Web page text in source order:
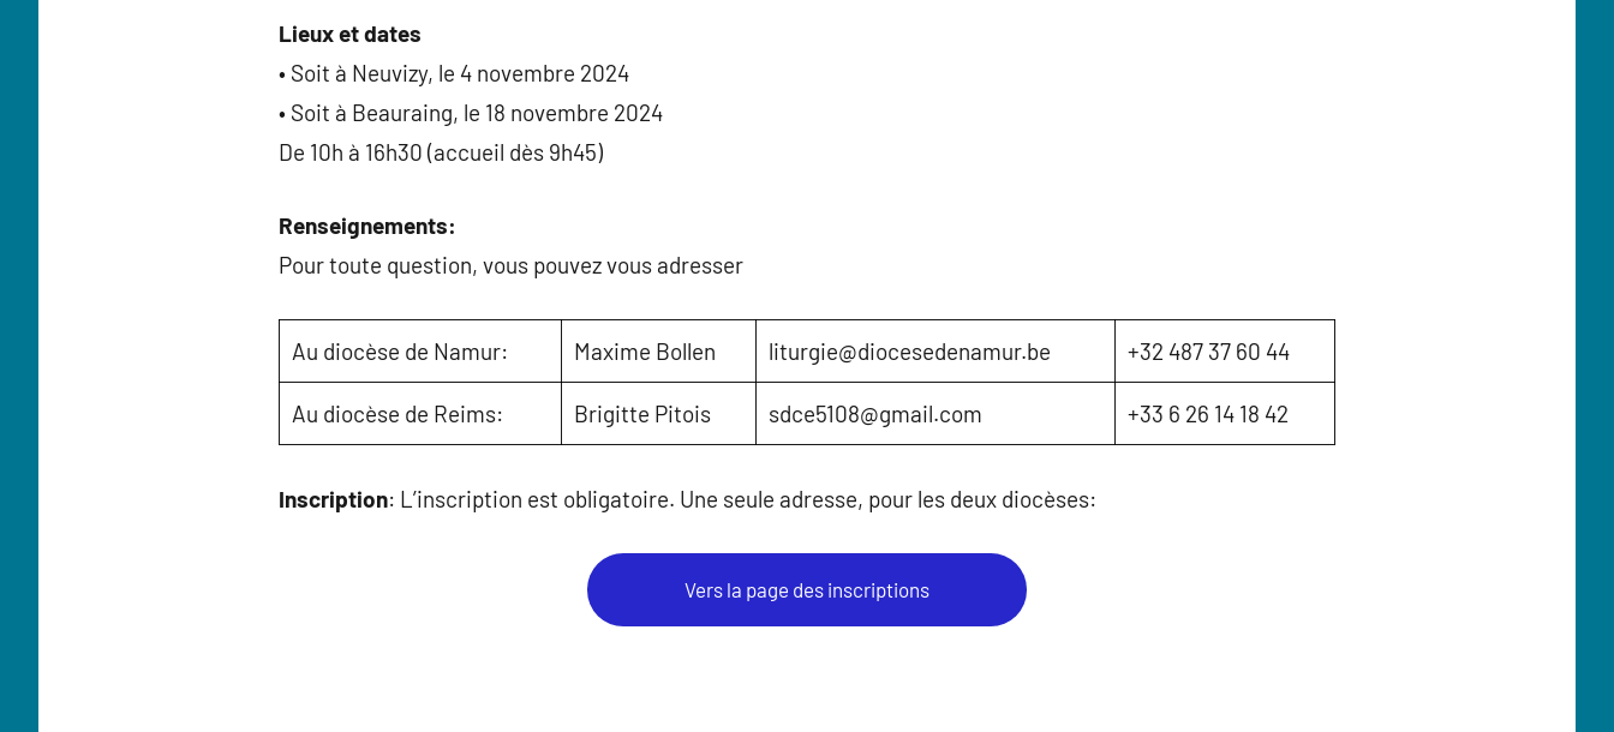
Lieux et dates
• Soit à Neuvizy, le 4 novembre 2024
• Soit à Beauraing, le 18 novembre 2024
De 10h à 16h30 (accueil dès 9h45)
Renseignements:
Pour toute question, vous pouvez vous adresser
Au diocèse de Namur: Maxime Bollen liturgie@diocesedenamur.be +32 487 37 60 44
Au diocèse de Reims: Brigitte Pitois sdce5108@gmail.com +33 6 26 14 18 42
Inscription: L’inscription est obligatoire. Une seule adresse, pour les deux diocèses:
Vers la page des inscriptions